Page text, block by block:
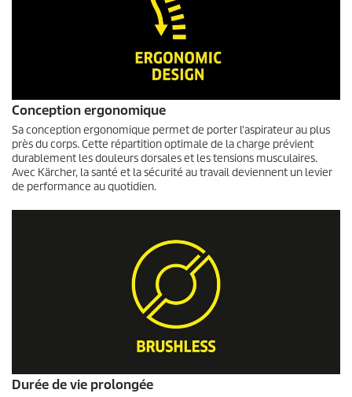
Conception ergonomique
Sa conception ergonomique permet de porter l'aspirateur au plus
près du corps. Cette répartition optimale de la charge prévient
durablement les douleurs dorsales et les tensions musculaires.
Avec Kärcher, la santé et la sécurité au travail deviennent un levier
de performance au quotidien.
Durée de vie prolongée